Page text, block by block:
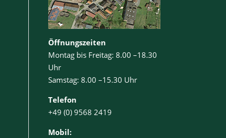
Öffnungszeiten
Montag bis Freitag: 8.00 –18.30
Uhr
Samstag: 8.00 –15.30 Uhr
Telefon
+49 (0) 9568 2419
Mobil: